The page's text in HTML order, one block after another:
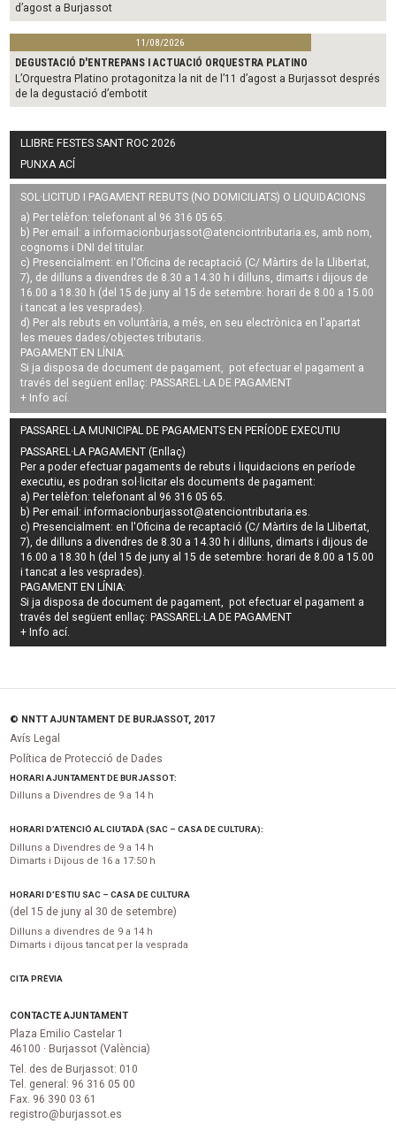
d’agost a Burjassot
11/08/2026
DEGUSTACIÓ D'ENTREPANS I ACTUACIÓ ORQUESTRA PLATINO
L’Orquestra Platino protagonitza la nit de l’11 d’agost a Burjassot després
de la degustació d’embotit
LLIBRE FESTES SANT ROC 2026
PUNXA ACÍ
SOL·LICITUD I PAGAMENT REBUTS (NO DOMICILIATS) O LIQUIDACIONS
a) Per telèfon: telefonant al 96 316 05 65.
b) Per email: a informacionburjassot@atenciontributaria.es, amb nom,
cognoms i DNI del titular.
c) Presencialment: en l'Oficina de recaptació (C/ Màrtirs de la Llibertat,
7), de dilluns a divendres de 8.30 a 14.30 h i dilluns, dimarts i dijous de
16.00 a 18.30 h (del 15 de juny al 15 de setembre: horari de 8.00 a 15.00
i tancat a les vesprades).
d) Per als rebuts en voluntària, a més, en seu electrònica en l'apartat
les meues dades/objectes tributaris.
PAGAMENT EN LÍNIA:
Si ja disposa de document de pagament, pot efectuar el pagament a
través del següent enllaç: PASSAREL·LA DE PAGAMENT
+ Info ací.
PASSAREL·LA MUNICIPAL DE PAGAMENTS EN PERÍODE EXECUTIU
PASSAREL·LA PAGAMENT (Enllaç)
Per a poder efectuar pagaments derebuts i liquidacions en període
executiu , es podran sol·licitar els documents de pagament:
a) Per telèfon: telefonant al 96 316 05 65.
b) Per email:informacionburjassot@atenciontributaria.es
c) Presencialment: en l'Oficina de recaptació (C/ Màrtirs de la Llibertat,
7), de dilluns a divendres de 8.30 a 14.30 h i dilluns, dimarts i dijous de
16.00 a 18.30 h (del 15 de juny al 15 de setembre: horari de 8.00 a 15.00
i tancat a les vesprades).
PAGAMENT EN LÍNIA:
Si ja disposa de document de pagament, pot efectuar el pagament a
través del següent enllaç:PASSAREL·LA DE PAGAMENT
+ Info ací
© NNTT AJUNTAMENT DE BURJASSOT, 2017
Avís Legal
Política de Protecció de Dades
HORARI AJUNTAMENT DE BURJASSOT:
Dilluns a Divendres de 9 a 14 h
HORARI D’ATENCIÓ AL CIUTADÀ (SAC – CASA DE CULTURA):
Dilluns a Divendres de 9 a 14 h
Dimarts i Dijous de 16 a 17:50 h
HORARI D’ESTIU SAC – CASA DE CULTURA
(del 15 de juny al 30 de setembre)
Dilluns a divendres de 9 a 14 h
Dimarts i dijous tancat per la vesprada
CITA PRÈVIA
CONTACTE AJUNTAMENT
Plaza Emilio Castelar 1
46100 · Burjassot (València)
Tel. des de Burjassot: 010
Tel. general: 96 316 05 00
Fax. 96 390 03 61
registro@burjassot.es